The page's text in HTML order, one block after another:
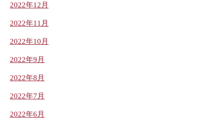
2022年12月
2022年11月
2022年10月
2022年9月
2022年8月
2022年7月
2022年6月